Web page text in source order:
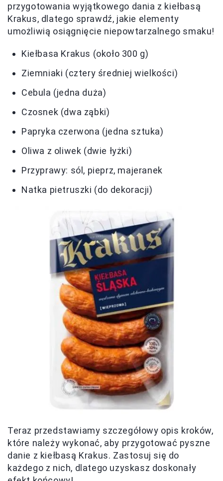
przygotowania wyjątkowego dania z kiełbasą
Krakus, dlatego sprawdź, jakie elementy
umożliwią osiągnięcie niepowtarzalnego smaku!
Kiełbasa Krakus (około 300 g)
Ziemniaki (cztery średniej wielkości)
Cebula (jedna duża)
Czosnek (dwa ząbki)
Papryka czerwona (jedna sztuka)
Oliwa z oliwek (dwie łyżki)
Przyprawy: sól, pieprz, majeranek
Natka pietruszki (do dekoracji)
Teraz przedstawiamy szczegółowy opis kroków,
które należy wykonać, aby przygotować pyszne
danie z kiełbasą Krakus. Zastosuj się do
każdego z nich, dlatego uzyskasz doskonały